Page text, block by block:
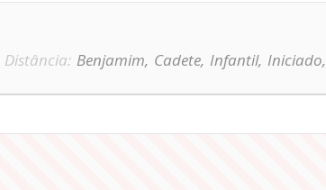
Distância: Benjamim, Cadete, Infantil, Iniciado,